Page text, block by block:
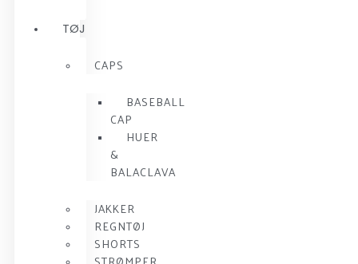
TØJ
CAPS
BASEBALL
CAP
HUER
&
BALACLAVA
JAKKER
REGNTØJ
SHORTS